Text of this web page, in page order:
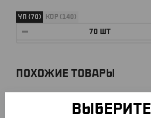
УП (70) КОР (140)
ПОХОЖИЕ ТОВАРЫ
ВЫБЕРИТЕ